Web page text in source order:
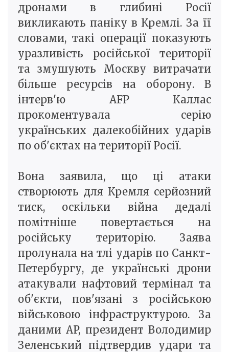
дронами в глибині Росії
викликають паніку в Кремлі. За її
словами, такі операції показують
уразливість російської території
та змушують Москву витрачати
більше ресурсів на оборону. В
інтерв'ю AFP Каллас
прокоментувала серію
українських далекобійних ударів
по об'єктах на території Росії.
Вона заявила, що ці атаки
створюють для Кремля серйозний
тиск, оскільки війна дедалі
помітніше повертається на
російську територію. Заява
пролунала на тлі ударів по Санкт-
Петербургу, де українські дрони
атакували нафтовий термінал та
об'єкти, пов'язані з російською
військовою інфраструктурою. За
даними AP, президент Володимир
Зеленський підтвердив удари та